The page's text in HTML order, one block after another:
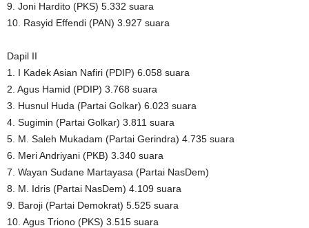
9. Joni Hardito (PKS) 5.332 suara
10. Rasyid Effendi (PAN) 3.927 suara
Dapil II
1. I Kadek Asian Nafiri (PDIP) 6.058 suara
2. Agus Hamid (PDIP) 3.768 suara
3. Husnul Huda (Partai Golkar) 6.023 suara
4. Sugimin (Partai Golkar) 3.811 suara
5. M. Saleh Mukadam (Partai Gerindra) 4.735 suara
6. Meri Andriyani (PKB) 3.340 suara
7. Wayan Sudane Martayasa (Partai NasDem)
8. M. Idris (Partai NasDem) 4.109 suara
9. Baroji (Partai Demokrat) 5.525 suara
10. Agus Triono (PKS) 3.515 suara